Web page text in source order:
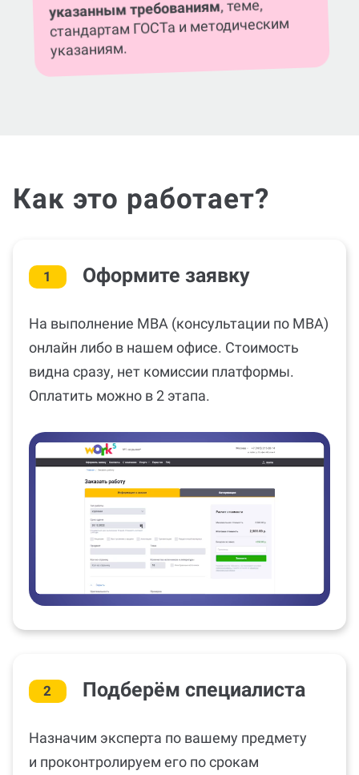
указанным требованиям, теме,
стандартам ГОСТа и методическим
указаниям.
Как это работает?
1 Оформите заявку
На выполнение MBA (консультации по MBA)
онлайн либо в нашем офисе. Стоимость
видна сразу, нет комиссии платформы.
Оплатить можно в 2 этапа.
2 Подберём специалиста
Назначим эксперта по вашему предмету
и проконтролируем его по срокам